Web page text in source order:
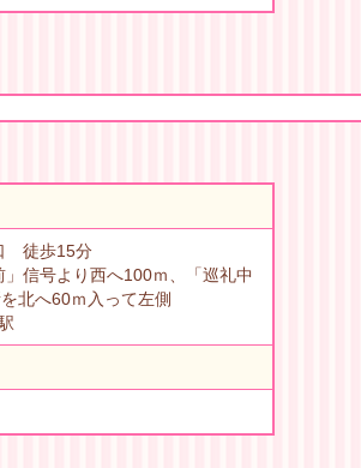
徒歩15分
信号より西へ100ｍ、「巡礼中
北へ60ｍ入って左側